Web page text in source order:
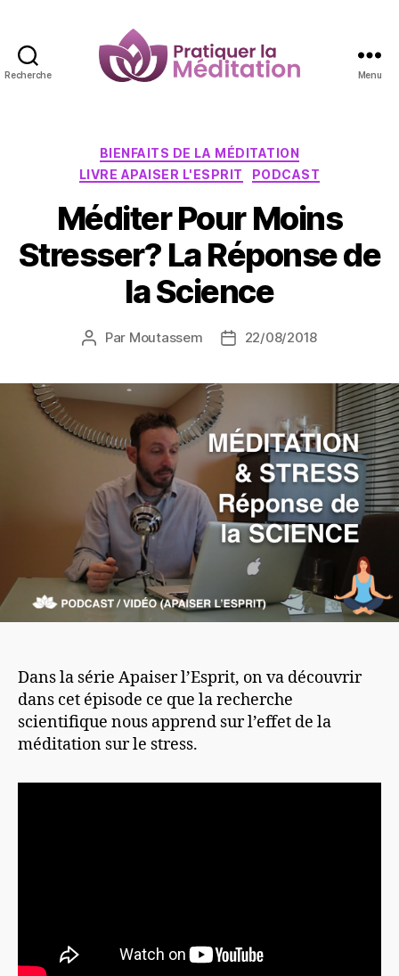
Recherche Menu
Catégories
BIENFAITS DE LA MÉDITATION
LIVRE APAISER L'ESPRIT
PODCAST
Méditer Pour Moins
Stresser? La Réponse de
la Science
Auteur
Par Moutassem
Date22/08/2018
Dans la série Apaiser l’Esprit, on va découvrir
dans cet épisode ce que la recherche
scientifique nous apprend sur l’effet de la
méditation sur le stress.